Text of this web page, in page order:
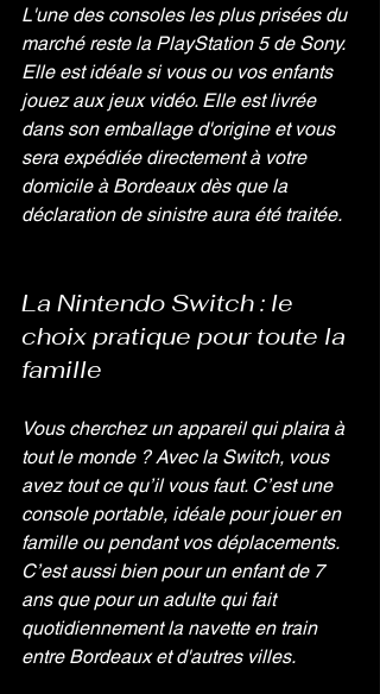
L'une des consoles les plus prisées du
marché reste la PlayStation 5 de Sony.
Elle est idéale si vous ou vos enfants
jouez aux jeux vidéo. Elle est livrée
dans son emballage d'origine et vous
sera expédiée directement à votre
domicile à Bordeaux dès que la
déclaration de sinistre aura été traitée.
La Nintendo Switch : le
choix pratique pour toute la
famille
Vous cherchez un appareil qui plaira à
tout le monde ? Avec la Switch, vous
avez tout ce qu’il vous faut. C’est une
console portable, idéale pour jouer en
famille ou pendant vos déplacements.
C’est aussi bien pour un enfant de 7
ans que pour un adulte qui fait
quotidiennement la navette en train
entre Bordeaux et d'autres villes.